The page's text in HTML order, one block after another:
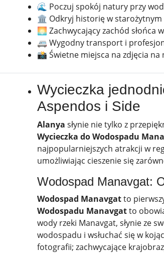
🌊 Poczuj spokój natury przy
🏛 Odkryj historię w starożytnym
🌅 Zachwycający zachód słońca
🚐 Wygodny transport i
📸 Świetne miejsca na zdjęcia
Wycieczka
Aspendos i Side
Alanya słynie nie tylko z
Wycieczka do Wodospadu
najpopularniejszych atrakcji w
umożliwiając cieszenie się
Wodospad Manavgat:
Wodospad Manavgatto
Wodospadu Manavgatto
wody rzeki Manavgat, słynie ze
wodospadu i wsłuchać się w
fotografii; zachwycające